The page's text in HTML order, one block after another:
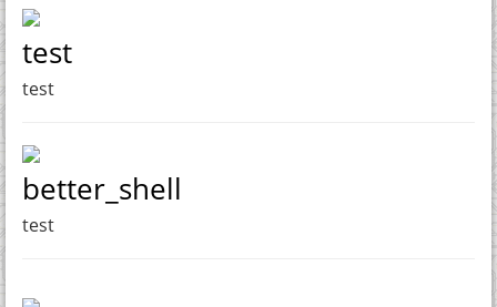
test
test
better_shell
test